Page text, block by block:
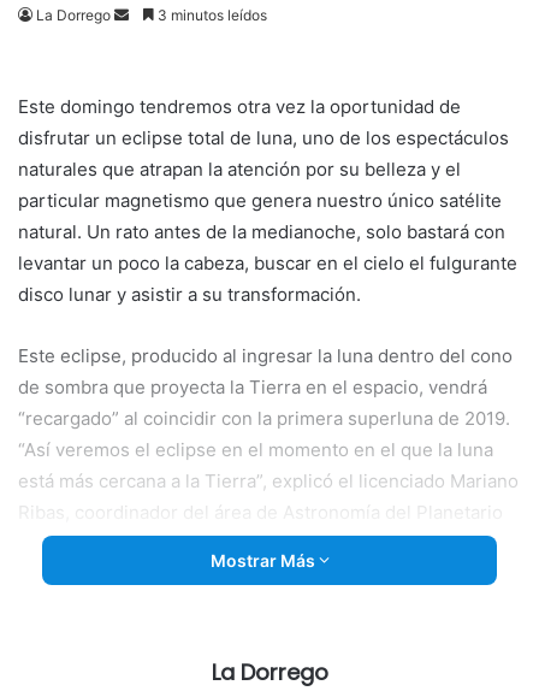
La Dorrego
Send3 minutos leídos
Este domingo tendremos otra vez la oportunidad de
disfrutar un eclipse total de luna, uno de los espectáculos
naturales que atrapan la atención por su belleza y el
particular magnetismo que genera nuestro único satélite
natural. Un rato antes de la medianoche, solo bastará con
levantar un poco la cabeza, buscar en el cielo el fulgurante
disco lunar y asistir a su transformación.
Este eclipse, producido al ingresar la luna dentro del cono
de sombra que proyecta la Tierra en el espacio, vendrá
“recargado” al coincidir con la primera superluna de 2019.
“Así veremos el eclipse en el momento en el que la luna
está más cercana a la Tierra”, explicó el licenciado Mariano
Ribas, coordinador del área de Astronomía del Planetario
de la ciudad de Buenos Aires.
más brillante (este fenómeno en sí no es excepcional, ya
Mostrar Más
La Dorrego